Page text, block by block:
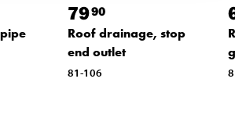
7990
Roof drainage, stop
end outlet
81-106